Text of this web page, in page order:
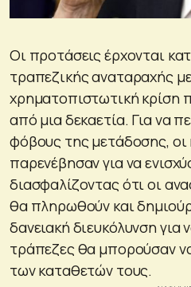
Οι προτάσεις έρχονται
τραπεζικής αναταραχής
χρηματοπιστωτική κρίση
από μια δεκαετία. Για να
φόβους της μετάδοσης, οι
παρενέβησαν για να
διασφαλίζοντας ότι οι
θα πληρωθούν και
δανειακή διευκόλυνση για
τράπεζες θα μπορούσαν
των καταθετών τους.